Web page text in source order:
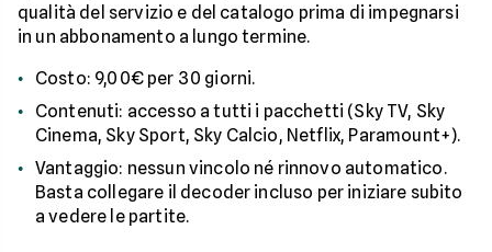
qualità del servizio e del catalogo prima di impegnarsi
in un abbonamento a lungo termine.
Costo: 9,00€ per 30 giorni.
Contenuti: accesso a tutti i pacchetti (Sky TV, Sky
Cinema, Sky Sport, Sky Calcio, Netflix, Paramount+).
Vantaggio: nessun vincolo né rinnovo automatico.
Basta collegare il decoder incluso per iniziare subito
a vedere le partite.